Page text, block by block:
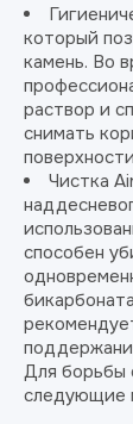
который
камень. Во
раствор и
снимать
Чистка
способен
Для борьбы
следующие